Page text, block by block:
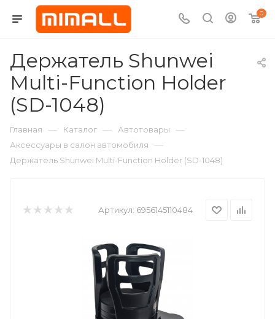
0
Держатель Shunwei
Multi-Function Holder
(SD-1048)
Главная — Каталог — Автотовары —
Аксессуары в салон автомобиля —
Держатель Shunwei Multi-Function Holder (SD-1048)
Артикул: 6956145110484